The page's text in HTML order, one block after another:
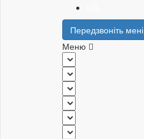
Передзвоніть мені
Меню